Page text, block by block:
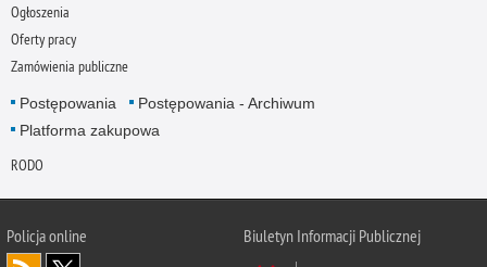
Ogłoszenia
Oferty pracy
Zamówienia publiczne
Postępowania
Postępowania - Archiwum
Platforma zakupowa
RODO
Policja online
Biuletyn Informacji Publicznej